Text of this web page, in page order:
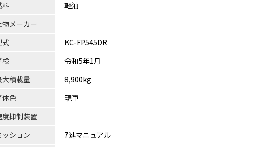
料
軽油
物メーカー
式
KC-FP545DR
検
令和5年1月
大積載量
8,900kg
体色
現車
度抑制装置
ッション
7速マニュアル